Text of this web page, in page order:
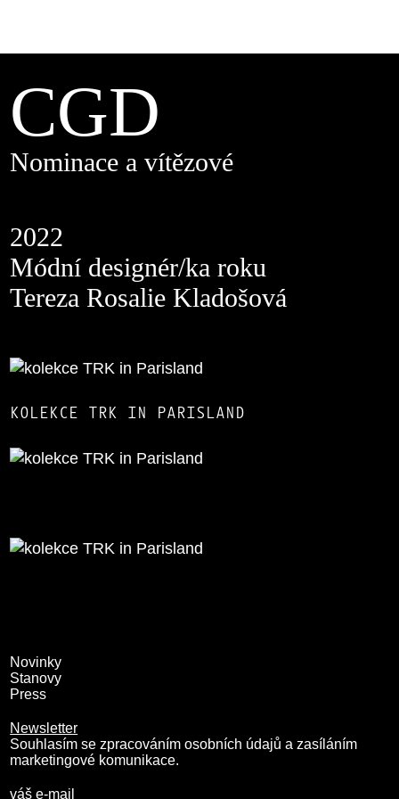
CGD
Nominace a vítězové
2022
Módní designér/ka roku
Tereza Rosalie Kladošová
KOLEKCE TRK IN PARISLAND
Novinky
Stanovy
Press
Newsletter
Souhlasím se zpracováním osobních údajů a zasíláním
marketingové komunikace.
váš e-mail